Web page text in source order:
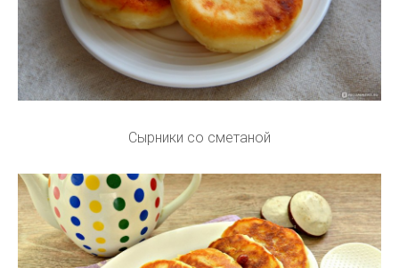
Сырники со сметаной